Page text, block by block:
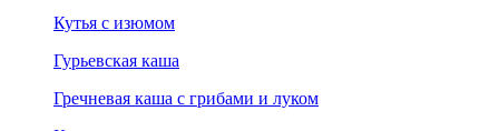
Кутья с изюмом
Гурьевская каша
Гречневая каша с грибами и луком